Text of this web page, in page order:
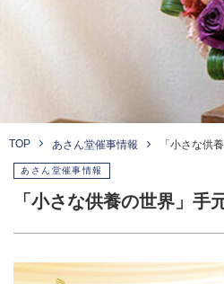
TOP あさん堂催事情報 「小さな供
あさん堂催事情報
「小さな供養の世界」手